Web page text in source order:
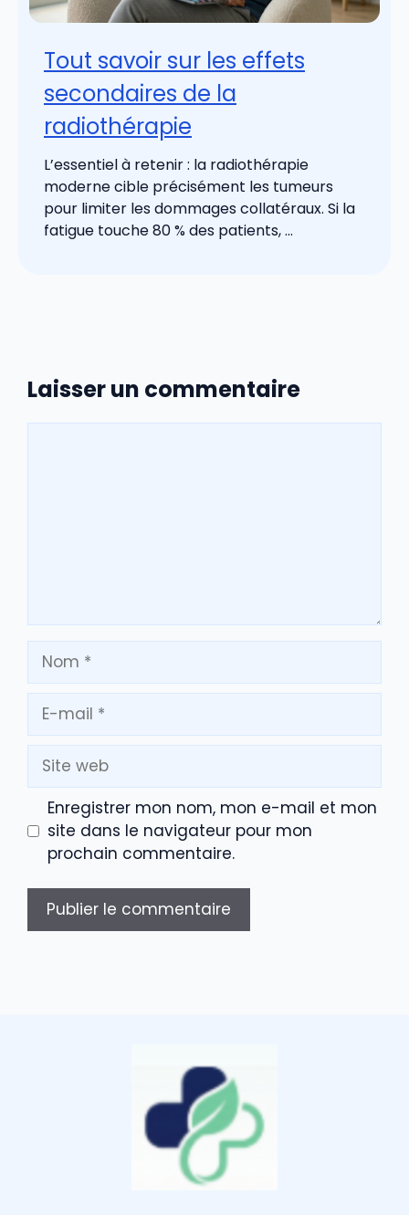
Tout savoir sur les effets
secondaires de la
radiothérapie
L’essentiel à retenir : la radiothérapie
moderne cible précisément les tumeurs
pour limiter les dommages collatéraux. Si la
fatigue touche 80 % des patients, ...
Laisser un commentaire
Nom
mail
Site
web
Enregistrer mon nom, mon e-mail et mon
site dans le navigateur pour mon
prochain commentaire.